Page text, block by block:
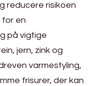
reducere risikoen
for en
på vigtige
jern, zink og
varmestyling,
frisurer, der kan